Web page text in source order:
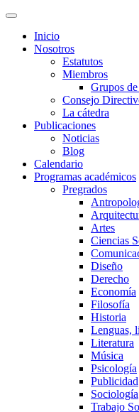
Inicio
Nosotros
Estatutos
Miembros
Grupos
Consejo
La cátedra
Publicaciones
Noticias
Blog
Calendario
Programas académicos
Pregrados
Artes
Ciencias
Diseño
Derecho
Economía
Filosofía
Historia
Lenguas,
Literatura
Música
Psicología
Publicidad
Sociología
Trabajo